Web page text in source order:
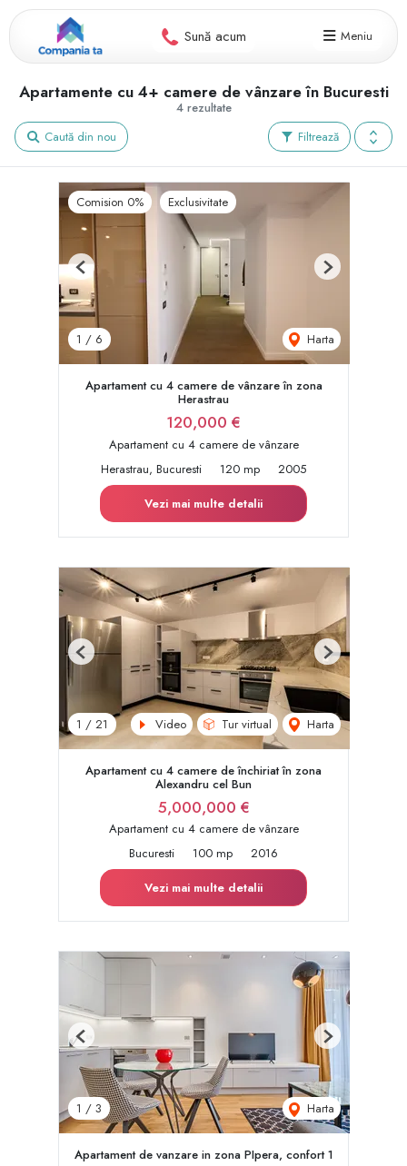
Sună acum Meniu
4 rezultate
Apartamente cu 4+ camere de vânzare în Bucuresti
Filtrează
Caută din nou
Comision 0% Exclusivitate
1 / 6 Harta
Previous Next
Apartament cu 4 camere de vânzare în zona
Herastrau
120,000 €
Apartament cu 4 camere de vânzare
Herastrau, Bucuresti
120 mp
2005
Vezi mai multe detalii
1 / 21 Video Tur virtual Harta
Previous Next
Apartament cu 4 camere de închiriat în zona
Alexandru cel Bun
5,000,000 €
Apartament cu 4 camere de vânzare
Bucuresti
100 mp
2016
Vezi mai multe detalii
1 / 3 Harta
Previous Next
Apartament de vanzare in zona PIpera, confort 1